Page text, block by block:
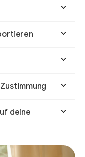
deine